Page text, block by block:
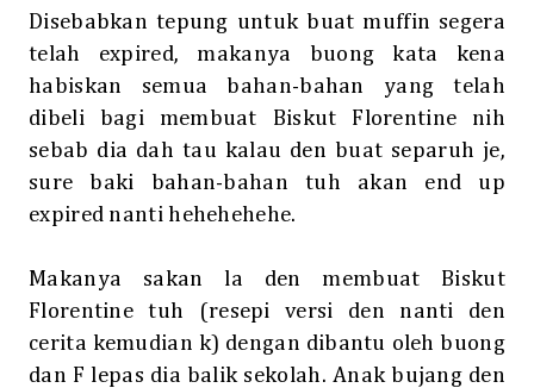
Disebabkan tepung untuk buat muffin segera
telah expired, makanya buong kata kena
habiskan semua bahan-bahan yang telah
dibeli bagi membuat Biskut Florentine nih
sebab dia dah tau kalau den buat separuh je,
sure baki bahan-bahan tuh akan end up
expired nanti hehehehehe.
Makanya sakan la den membuat Biskut
Florentine tuh (resepi versi den nanti den
cerita kemudian k) dengan dibantu oleh buong
dan F lepas dia balik sekolah. Anak bujang den